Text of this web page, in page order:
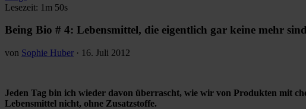
Lesezeit: 1m 50s
Being Bio # 4: Lebensmittel, die eigentlich gar keine mehr sind
von Sophie Huber · 16. Juli 2012
Jeden Tag bin ich wieder davon überrascht, wie wir von Produkten mit
Lebensmittel nicht, ohne Zusatzstoffe.